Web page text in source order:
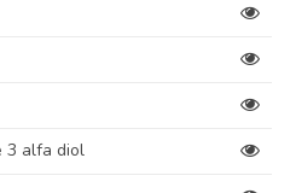
3 alfa diol